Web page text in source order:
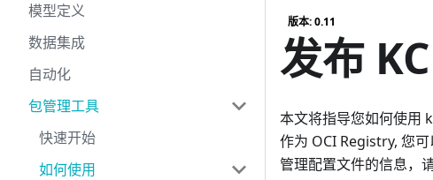
模型定义
数据集成
自动化
包管理工具
快速开始
如何使用
版本: 0.11
发布
本文将指导您如何使用
作为 OCI Registry, 您
管理配置文件的信息，